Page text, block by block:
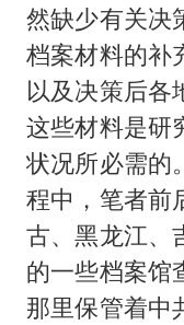
然缺少有关决
档案材料的补
以及决策后各
这些材料是研
状况所必需的
程中，笔者前
古、黑龙江、
的一些档案馆
那里保管着中